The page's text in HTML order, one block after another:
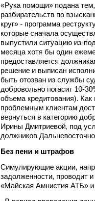
«Рука помощи» подана
разбирательств по
круг» - программа
которые сначала
выпустили ситуацию из-
месяца хотя бы один
предоставляется
решение и выписан
быть отозван из службы
добровольно погасит 10-
объема кредитования).
проблемным клиентам
вернуться в категорию
Ирины Дмитриевой, под
должников
Без пени и штрафов
Симулирующие акции,
задолженности, проводит
«Майская Амнистия АТБ»